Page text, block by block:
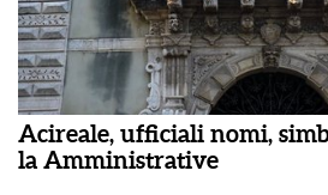
Acireale, ufficiali nomi,
la Amministrative